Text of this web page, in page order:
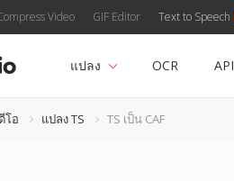
Video GIF Editor Text to Speech
แปลง OCR API
โอ แปลง TS TS เป็น CAF